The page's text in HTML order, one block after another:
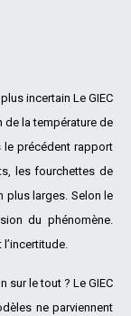
incertain Le GIEC
de la température de
le précédent rapport
les fourchettes de
plus larges. Selon le
du phénomène.
sur le tout ? Le GIEC
ne parviennent